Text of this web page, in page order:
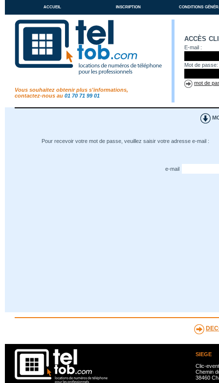
accueil inscription conditions
Vous souhaitez obtenir plus s'informations,
contactez-nous au 01 70 71 99 01
accès
E-mail :
Mot de passe:
mot de
Pour recevoir votre mot de passe, veuillez saisir votre adresse e-mail :
e-mail
SIEGE
Clic-
Chemin
38460